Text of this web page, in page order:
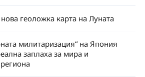
геоложка карта на Луната
милитаризация“ на Япония
заплаха за мира и